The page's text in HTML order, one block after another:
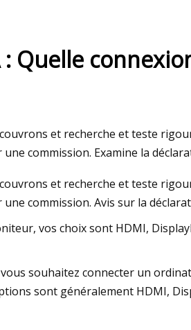
Galaxy
: Quelle
et recherche et teste
commission. Examine la
et recherche et teste
commission. Avis sur la
vos choix sont HDMI,
souhaitez connecter un
sont généralement HDMI,